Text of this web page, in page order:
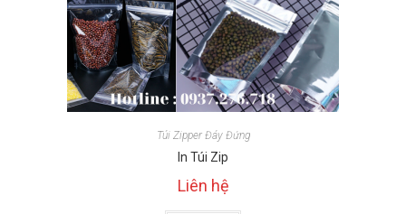
Túi Zipper Đáy Đứng
In Túi Zip
Liên hệ